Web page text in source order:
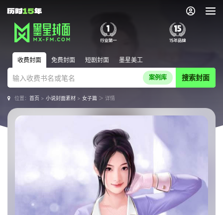
收费封面 免费封面 短剧封面 墨星美工
案例库 搜索封面
位置： 首页> 小说封面素材> 女子篇＞ 详情